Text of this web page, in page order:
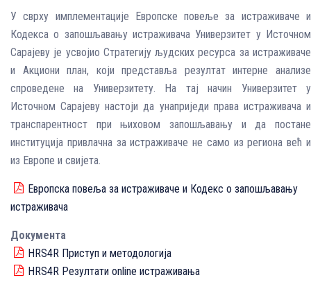
У сврху имплементације Европске повеље за истраживаче и
Кодекса о запошљавању истраживача Универзитет у Источном
Сарајеву је усвојио Стратегију људских ресурса за истраживаче
и Акциони план, који представља резултат интерне анализе
спроведене на Универзитету. На тај начин Универзитет у
Источном Сарајеву настоји да унаприједи права истраживача и
транспарентност при њиховом запошљавању и да постане
институција привлачна за истраживаче не само из региона већ и
из Европе и свијета.
Европска повеља за истраживаче и Кодекс о запошљавању
истраживача
Документа
HRS4R Приступ и методологија
HRS4R Резултати online истраживања